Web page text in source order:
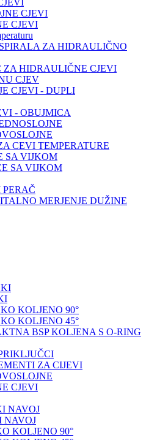
CJEVI
CJEVI
ZA HIDRAULIČNO
HIDRAULIČNE CJEVI
CJEV
CJEVI - DUPLI
- OBUJMICA
CEVI TEMPERATURE
SA VIJKOM
SA VIJKOM
MERJENJE DUŽINE
KOLJENO 90°
KOLJENO 45°
BSP KOLJENA S O-RING
ZA CIJEVI
CJEVI
NAVOJ
NAVOJ
KOLJENO 90°